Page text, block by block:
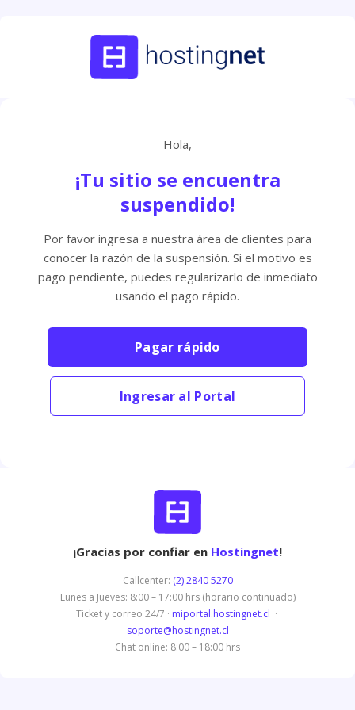
Hola,
¡Tu sitio se encuentra
suspendido!
Por favor ingresa a nuestra área de clientes para
conocer la razón de la suspensión. Si el motivo es
pago pendiente, puedes regularizarlo de inmediato
usando el pago rápido.
Pagar rápido
Ingresar al Portal
¡Gracias por confiar en Hostingnet!
Callcenter: (2) 2840 5270
Lunes a Jueves: 8:00 – 17:00 hrs (horario continuado)
Ticket y correo 24/7 · miportal.hostingnet.cl ·
soporte@hostingnet.cl
Chat online: 8:00 – 18:00 hrs